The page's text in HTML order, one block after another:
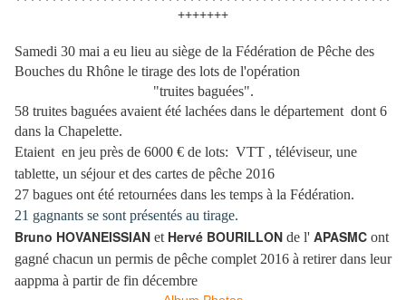
+++++++
Samedi 30 mai a eu lieu au siège de la Fédération de Pêche des
Bouches du Rhône le tirage des lots de l'opération
"truites baguées".
58 truites baguées avaient été lachées dans le département dont 6
dans la Chapelette.
Etaient en jeu près de 6000 € de lots: VTT , téléviseur, une
tablette, un séjour et des cartes de pêche 2016
27 bagues ont été retournées dans les temps à la Fédération.
21 gagnants se sont présentés au tirage.
Bruno HOVANEISSIAN et Hervé BOURILLON de l' APASMC ont
gagné chacun un permis de pêche complet 2016 à retirer dans leur
aappma à partir de fin décembre